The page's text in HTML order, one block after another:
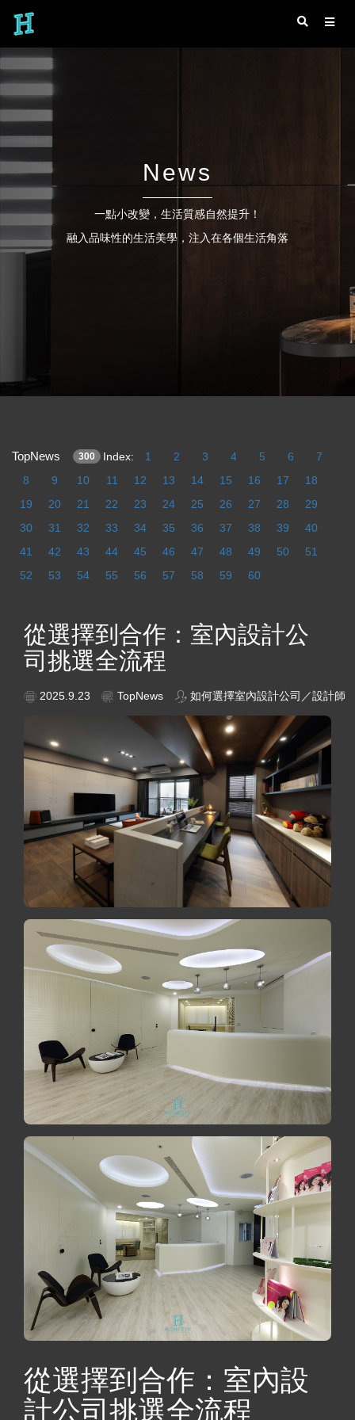
News
一點小改變，生活質感自然提升！
融入品味性的生活美學，注入在各個生活角落
TopNews 300 Index: 1 2 3 4 5 6
7
8
9 10 11 12 13 14 15 16 17
18
19
20 21 22 23 24 25 26 27 28
29
30
31 32 33 34 35 36 37 38 39
40
41
42 43 44 45 46 47 48 49 50
51
52
53 54 55 56 57 58 59 60
從選擇到合作：室內設計公
司挑選全流程
2025.9.23 TopNews 如何選擇室內設計公司／設計師
從選擇到合作：室內設
計公司挑選全流程